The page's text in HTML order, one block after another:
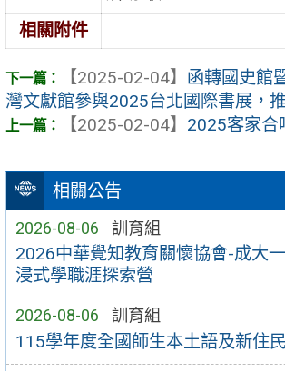
相關公告
2026-08-06 訓育組
2026中華覺知教育關懷協會-成大
浸式學職涯探索營
2026-08-06 訓育組
115學年度全國師生本土語及新住
相關附件
【2025-02-04】 函轉國史館
灣文獻館參與2025台北國際書展，
【2025-02-04】 2025客家合